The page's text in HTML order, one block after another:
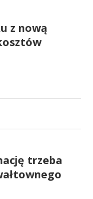
z nową
trzeba